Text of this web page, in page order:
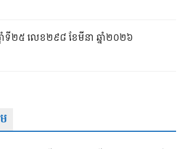
ាំទី២៥ លេខ២៩៨ ខែមីនា ឆ្នាំ២០២៦